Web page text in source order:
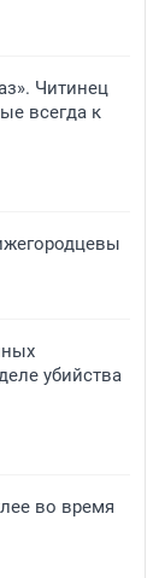
Читинец
всегда к
убийства
во время